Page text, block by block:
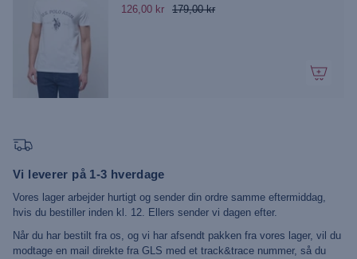
126,00 kr
179,00 kr
Vi leverer på 1-3 hverdage
Vores lager arbejder hurtigt og sender din ordre samme eftermiddag,
hvis du bestiller inden kl. 12. Ellers sender vi dagen efter.
Når du har bestilt fra os, og vi har afsendt pakken fra vores lager, vil du
modtage en mail direkte fra GLS med et track&trace nummer, så du